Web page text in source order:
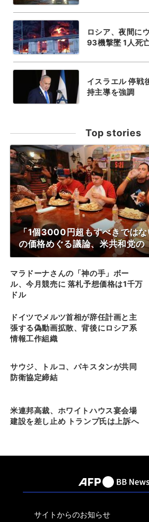
ロシア、夜間に
93機撃墜 1人死
イスラエル 停戦
持主導を強調
Top stories
「1個3000円超もすべきではな
の価格めぐる議論、米共和党の
マラドーナさんの「神の手」ボー
ル、今月競売に 落札予想価格は1千万
ドル
ドイツでメルツ首相が辞任計画と主
張する偽動画拡散、背後にロシア系
情報工作組織
サウジ、トルコ、パキスタンが共同
防衛協定締結
米連邦高裁、ホワイトハウス宴会場
建設を差し止め トランプ氏は上訴へ
サイトからのお知らせ